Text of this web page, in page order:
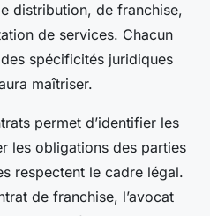
distribution, de franchise,
de services. Chacun
spécificités juridiques
maîtriser.
permet d’identifier les
les obligations des parties
respectent le cadre légal.
de franchise, l’avocat